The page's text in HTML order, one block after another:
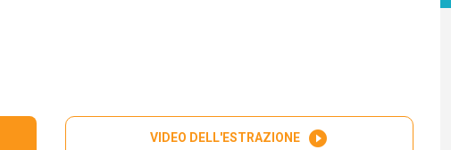
VIDEO DELL'ESTRAZIONE play_circle_filled